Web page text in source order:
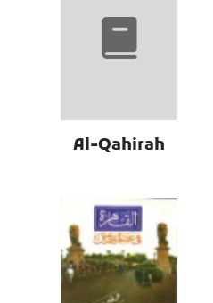
Al-Qahirah